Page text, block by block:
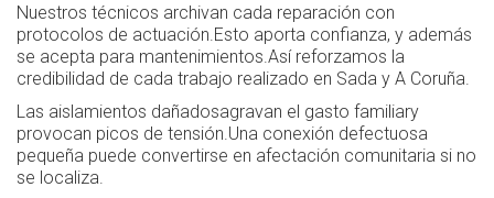
Nuestros técnicos archivan cada reparación con
protocolos de actuación.Esto aporta confianza, y además
se acepta para mantenimientos.Así reforzamos la
credibilidad de cada trabajo realizado en Sada y A Coruña.
Las aislamientos dañadosagravan el gasto familiary
provocan picos de tensión.Una conexión defectuosa
pequeña puede convertirse en afectación comunitaria si no
se localiza.